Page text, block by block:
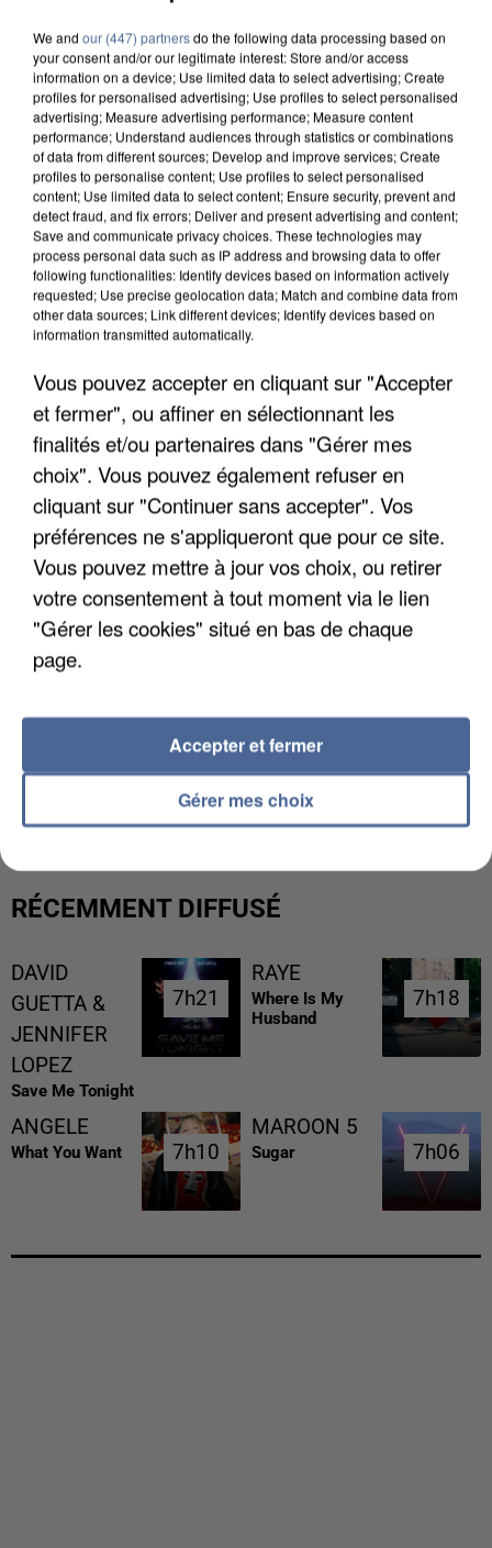
APRÈS TOUTES CES CANICULES, LES REFUGES
DE FAUNE SAUVAGE SONT...
L’UN DES FONDATEURS SUPPOSÉS DE LA DZ
MAFIA INTERPELLÉ EN ALGÉRIE
RÉCEMMENT DIFFUSÉ
DAVID
GUETTA &
JENNIFER
LOPEZ
Save Me Tonight
7h21
7h21
RAYE
Where Is My
Husband
7h18
7h18
ANGELE
What You Want 7h10
7h10
MAROON 5
Sugar 7h06
7h06
We and our (447) partnersdo the following data processing based on
your consent and/or our legitimate interest: Store and/or access
information on a device; Use limited data to select advertising; Create
profiles for personalised advertising; Use profiles to select personalised
advertising; Measure advertising performance; Measure content
performance; Understand audiences through statistics or combinations
of data from different sources; Develop and improve services; Create
profiles to personalise content; Use profiles to select personalised
content; Use limited data to select content; Ensure security, prevent and
detect fraud, and fix errors; Deliver and present advertising and content;
Save and communicate privacy choices. These technologies may
process personal data such as IP address and browsing data to offer
following functionalities: Identify devices based on information actively
requested; Use precise geolocation data; Match and combine data from
other data sources; Link different devices; Identify devices based on
information transmitted automatically.
Vous pouvez accepter en cliquant sur "Accepter
et fermer", ou affiner en sélectionnant les
finalités et/ou partenaires dans "Gérer mes
choix". Vous pouvez également refuser en
cliquant sur "Continuer sans accepter". Vos
préférences ne s'appliqueront que pour ce site.
Vous pouvez mettre à jour vos choix, ou retirer
votre consentement à tout moment via le lien
"Gérer les cookies" situé en bas de chaque
page.
Gérer mes choix
Accepter et fermer